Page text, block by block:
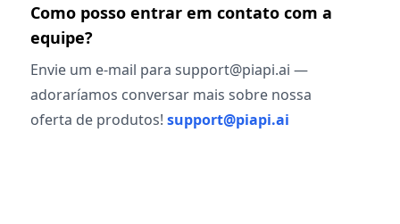
Como posso entrar em contato com a
equipe?
Envie um e-mail para support@piapi.ai —
adoraríamos conversar mais sobre nossa
oferta de produtos! support@piapi.ai